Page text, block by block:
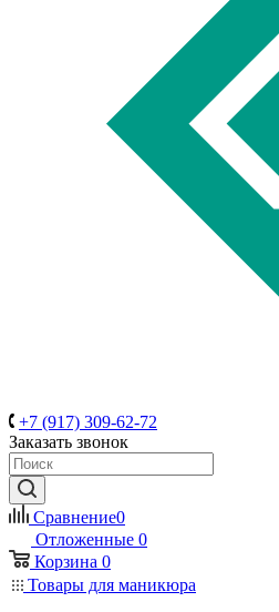
+7 (917) 309-62-72
Заказать звонок
Сравнение0
Отложенные 0
Корзина 0
Товары для маникюра